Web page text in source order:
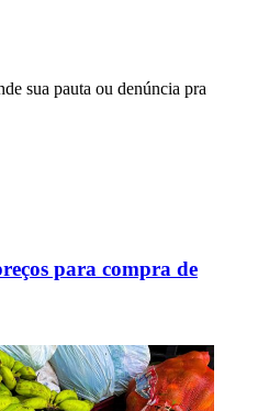
sua pauta ou denúncia pra
para compra de